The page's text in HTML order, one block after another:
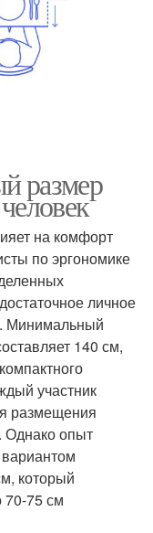
размер
на комфорт
по эргономике
личное
Минимальный
140 см,
участник
размещения
Однако опыт
который
70-75 см